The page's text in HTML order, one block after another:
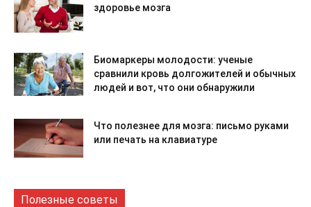
здоровье мозга
Биомаркеры молодости: ученые
сравнили кровь долгожителей и обычных
людей и вот, что они обнаружили
Что полезнее для мозга: письмо руками
или печать на клавиатуре
Полезные советы